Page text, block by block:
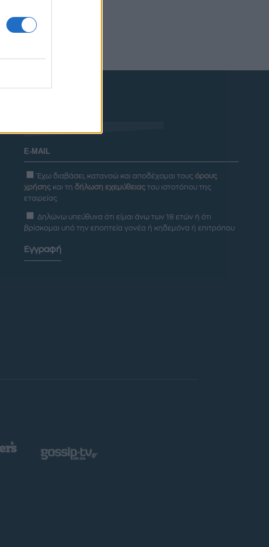
Έχω διαβάσει, κατανοώ και αποδέχομαι τους όρους
χρήσης και τη δήλωση εχεμύθειας του ιστοτόπου της
εταιρείας
Δηλώνω υπεύθυνα ότι είμαι άνω των 18 ετών ή ότι
βρίσκομαι υπό την εποπτεία γονέα ή κηδεμόνα ή επιτρόπου
Εγγραφή